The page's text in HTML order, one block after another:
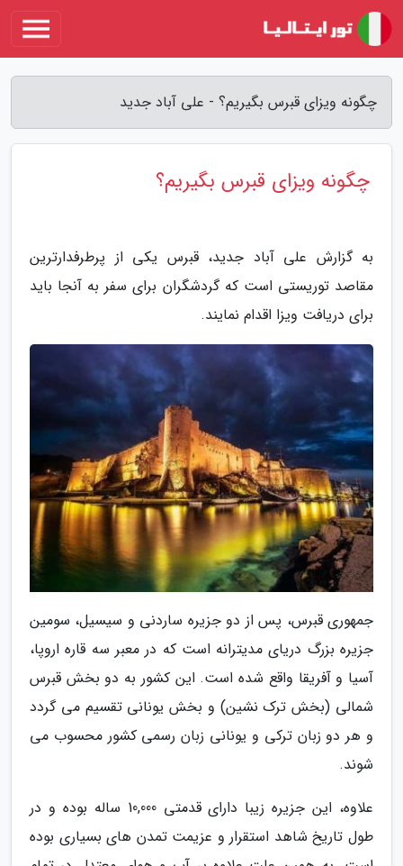
چگونه ویزای قبرس بگیریم؟ - علی آباد جدید
چگونه ویزای قبرس بگیریم؟
به گزارش علی آباد جدید، قبرس یکی از پرطرفدارترین
مقاصد توریستی است که گردشگران برای سفر به آنجا باید
برای دریافت ویزا اقدام نمایند.
جمهوری قبرس، پس از دو جزیره ساردنی و سیسیل، سومین
جزیره بزرگ دریای مدیترانه است که در معبر سه قاره اروپا،
آسیا و آفریقا واقع شده است. این کشور به دو بخش قبرس
شمالی (بخش ترک نشین) و بخش یونانی تقسیم می گردد
و هر دو زبان ترکی و یونانی زبان رسمی کشور محسوب می
شوند.
علاوه، این جزیره زیبا دارای قدمتی 10,000 ساله بوده و در
طول تاریخ شاهد استقرار و عزیمت تمدن های بسیاری بوده